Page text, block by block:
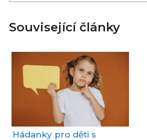
Související články
Hádanky pro děti s